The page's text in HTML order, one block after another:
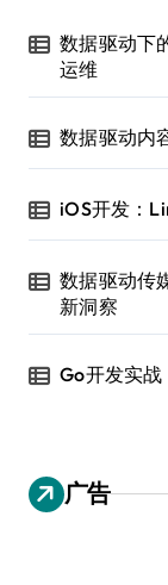
数据驱动下
运维
数据驱动内
iOS开发：
数据驱动传
新洞察
Go开发实
广告